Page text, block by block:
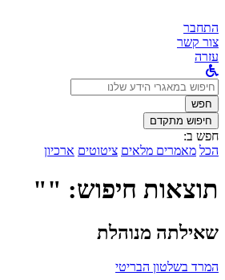
התחבר
צור קשר
עזרה
לחפש
ב:חפש
חיפוש מתקדם
חפש ב:
הכל מאמרים מלאים ציטוטים ארכיון
תוצאות חיפוש: ""
שאילתה מנוהלת
המרד בשלטון הבריטי